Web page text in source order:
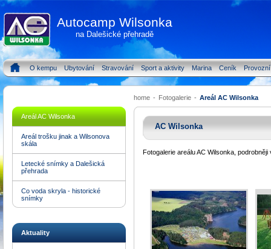
Autocamp Wilsonka
na Dalešické přehradě
O kempu Ubytování Stravování Sport a aktivity Marina Ceník
home - Fotogalerie - Areál AC Wilsonka
AC Wilsonka
Fotogalerie areálu AC Wilsonka, podrobněji
Areál AC Wilsonka
Areál trošku jinak a Wilsonova
skála
Letecké snímky a Dalešická
přehrada
Co voda skryla - historické
snímky
Aktuality